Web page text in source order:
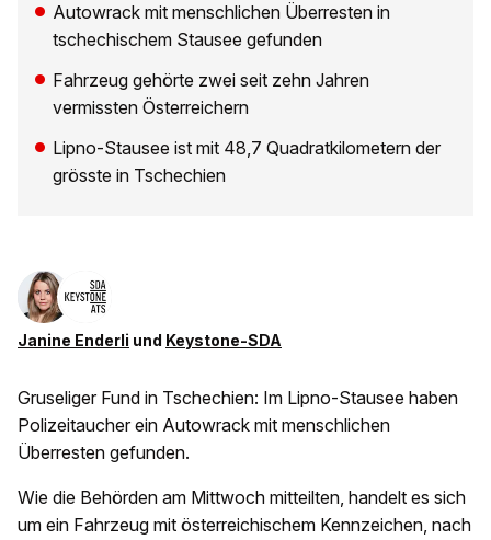
Autowrack mit menschlichen Überresten in
tschechischem Stausee gefunden
Fahrzeug gehörte zwei seit zehn Jahren
vermissten Österreichern
Lipno-Stausee ist mit 48,7 Quadratkilometern der
grösste in Tschechien
Janine Enderli und Keystone-SDA
Gruseliger Fund in Tschechien: Im Lipno-Stausee haben
Polizeitaucher ein Autowrack mit menschlichen
Überresten gefunden.
Wie die Behörden am Mittwoch mitteilten, handelt es sich
um ein Fahrzeug mit österreichischem Kennzeichen, nach